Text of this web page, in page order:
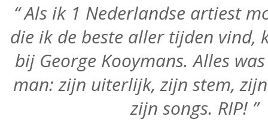
“ Als ik 1 Nederlandse artiest
die ik de beste aller tijden vind,
bij George Kooymans. Alles
man: zijn uiterlijk, zijn stem,
zijn songs. RIP! ”